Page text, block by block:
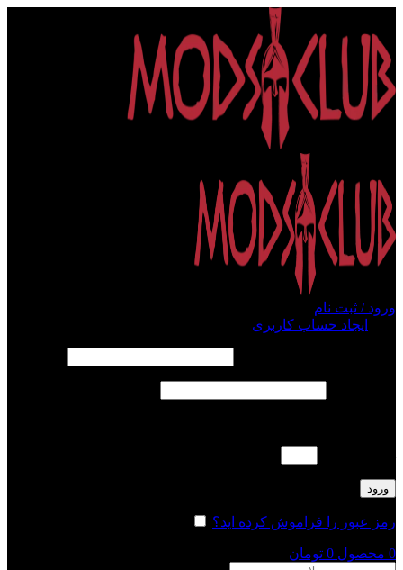
ورود / ثبت نام
ایجاد حساب کاربری
ورود
رمز عبور را فراموش کرده اید؟
0 محصول 0 تومان